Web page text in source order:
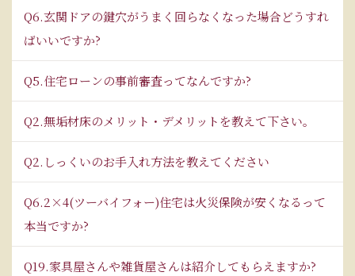
Q6.玄関ドアの鍵穴がうまく回らなくなった場合どうすれ
ばいいですか?
Q5.住宅ローンの事前審査ってなんですか?
Q2.無垢材床のメリット・デメリットを教えて下さい。
Q2.しっくいのお手入れ方法を教えてください
Q6.2×4(ツーバイフォー)住宅は火災保険が安くなるって
本当ですか?
Q19.家具屋さんや雑貨屋さんは紹介してもらえますか?